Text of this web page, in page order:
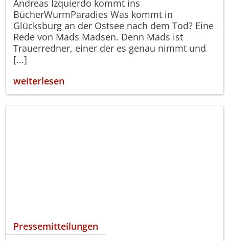
Andreas Izquierdo kommt ins
BücherWurmParadies Was kommt in
Glücksburg an der Ostsee nach dem Tod? Eine
Rede von Mads Madsen. Denn Mads ist
Trauerredner, einer der es genau nimmt und
[...]
weiterlesen
Pressemitteilungen